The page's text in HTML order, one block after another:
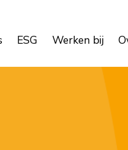
ESG Werken bij